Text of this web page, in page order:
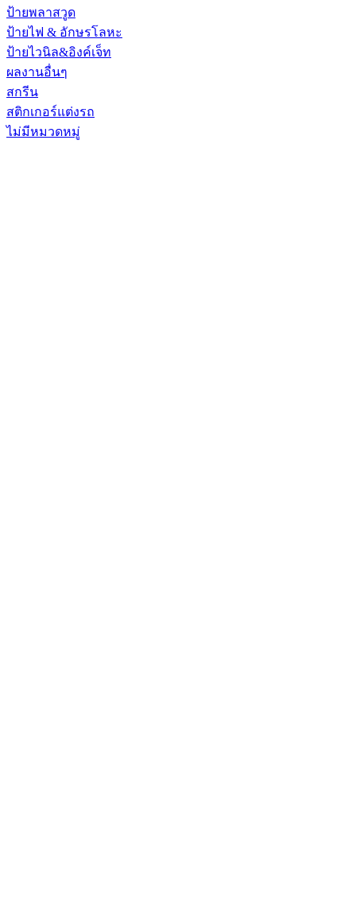
ป้ายพลาสวูด
ป้ายไฟ & อักษรโลหะ
ป้ายไวนิล&อิงค์เจ็ท
ผลงานอื่นๆ
สกรีน
สติกเกอร์แต่งรถ
ไม่มีหมวดหมู่